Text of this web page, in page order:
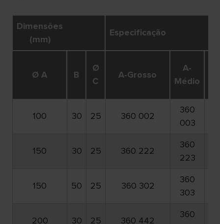
Dimensões
(mm)
Especificação
Ø A B
Ø
C
A-Grosso
A-
Médio
100 30 25 360 002
360
003
150 30 25 360 222
360
223
150 50 25 360 302
360
303
200 30 25 360 442
360